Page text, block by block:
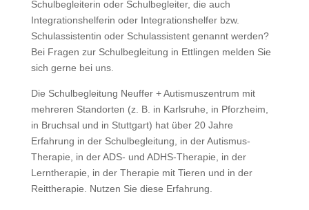
Schulbegleiterin oder Schulbegleiter, die auch
Integrationshelferin oder Integrationshelfer bzw.
Schulassistentin oder Schulassistent genannt werden?
Bei Fragen zur Schulbegleitung in Ettlingen melden Sie
sich gerne bei uns.
Die Schulbegleitung Neuffer + Autismuszentrum mit
mehreren Standorten (z. B. in Karlsruhe, in Pforzheim,
in Bruchsal und in Stuttgart) hat über 20 Jahre
Erfahrung in der Schulbegleitung, in der Autismus-
Therapie, in der ADS- und ADHS-Therapie, in der
Lerntherapie, in der Therapie mit Tieren und in der
Reittherapie. Nutzen Sie diese Erfahrung.